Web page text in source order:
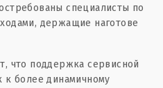
специалисты по
держащие наготове
что поддержка сервисной
к более динамичному